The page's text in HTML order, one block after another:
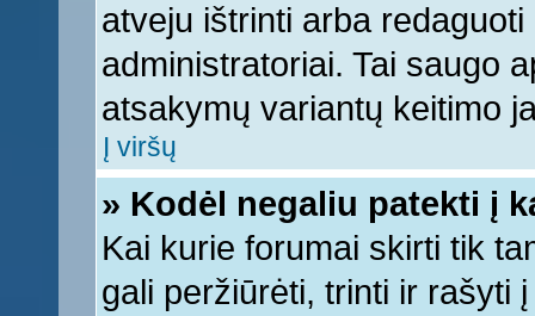
atveju ištrinti arba
administratoriai. Tai saugo
atsakymų variantų keitimo
Į viršų
» Kodėl negaliu patekti į
Kai kurie forumai skirti tik
gali peržiūrėti, trinti ir rašyti